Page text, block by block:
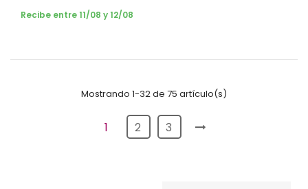
Recibe entre 11/08 y 12/08
Mostrando 1-32 de 75 artículo(s)
1 2 3